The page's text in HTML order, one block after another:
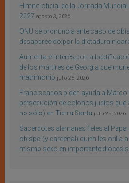
Himno oficial de la Jornada Mundial
2027 agosto 3, 2026
ONU se pronuncia ante caso de
desaparecido por la dictadura
Aumenta el interés por la
de los mártires de Georgia que
matrimonio julio 25, 2026
Franciscanos piden ayuda a Marco
persecución de colonos judíos que
no sólo) en Tierra Santa julio 25, 2026
Sacerdotes alemanes fieles al
obispo (y cardenal) quien les orilla a
mismo sexo en importante diócesis